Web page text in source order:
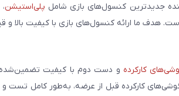
جدیدترین کنسول‌های بازی شامل پلی‌استیشن
هدف ما ارائه کنسول‌های بازی با کیفیت بالا و
کارکرده و دست دوم با کیفیت تضمین‌شده
کارکرده قبل از عرضه، به‌طور کامل